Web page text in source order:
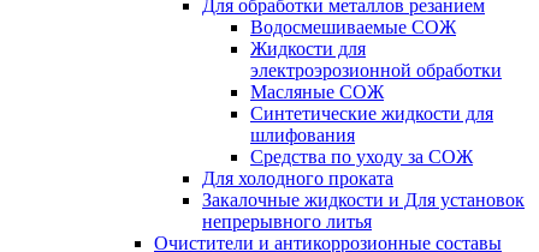
Для обработки металлов резанием
Водосмешиваемые СОЖ
Жидкости для
электроэрозионной обработки
Масляные СОЖ
Синтетические жидкости для
шлифования
Средства по уходу за СОЖ
Для холодного проката
Закалочные жидкости и Для установок
непрерывного литья
Очистители и антикоррозионные составы